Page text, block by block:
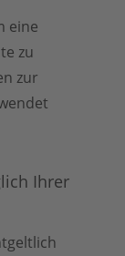
eine
zu
zur
Ihrer